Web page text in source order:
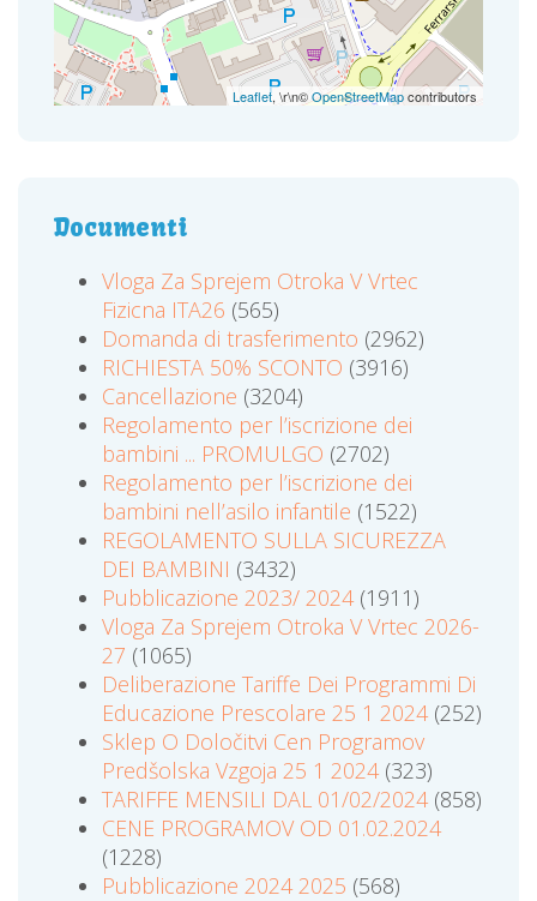
Leaflet, \r\n©OpenStreetMapcontributors
Documenti
Vloga Za Sprejem Otroka V Vrtec
Fizicna ITA26 (565)
Domanda di trasferimento (2962)
RICHIESTA 50% SCONTO (3916)
Cancellazione (3204)
Regolamento per l’iscrizione dei
bambini ... PROMULGO (2702)
Regolamento per l’iscrizione dei
bambini nell’asilo infantile (1522)
REGOLAMENTO SULLA SICUREZZA
DEI BAMBINI (3432)
Pubblicazione 2023/ 2024(1911)
Vloga Za Sprejem Otroka V Vrtec 2026-
27 (1065)
Deliberazione Tariffe Dei Programmi Di
Educazione Prescolare 25 1 2024(252)
Sklep O Določitvi Cen Programov
Predšolska Vzgoja 25 1 2024(323)
TARIFFE MENSILI DAL 01/02/2024(858)
CENE PROGRAMOV OD 01.02.2024
(1228)
Pubblicazione 2024 2025 (568)